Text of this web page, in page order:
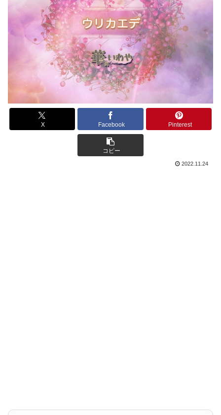
X Facebook Pinterest
コピー
2022.11.24